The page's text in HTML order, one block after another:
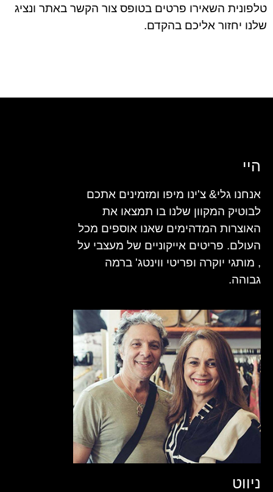
טלפונית השאירו פרטים בטופס צור הקשר באתר ונציג
שלנו יחזור אליכם בהקדם.
היי
אנחנו גלי& צ'ינו מיפו ומזמינים אתכם
לבוטיק המקוון שלנו בו תמצאו את
האוצרות המדהימים שאנו אוספים מכל
העולם. פריטים אייקוניים של מעצבי על
, מותגי יוקרה ופריטי ווינטג' ברמה
גבוהה.
ניווט